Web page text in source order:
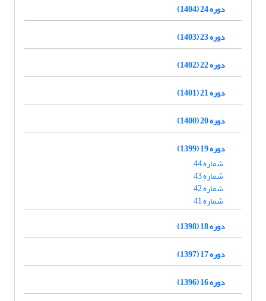
دوره 24 (1404)
دوره 23 (1403)
دوره 22 (1402)
دوره 21 (1401)
دوره 20 (1400)
دوره 19 (1399)
شماره 44
شماره 43
شماره 42
شماره 41
دوره 18 (1398)
دوره 17 (1397)
دوره 16 (1396)